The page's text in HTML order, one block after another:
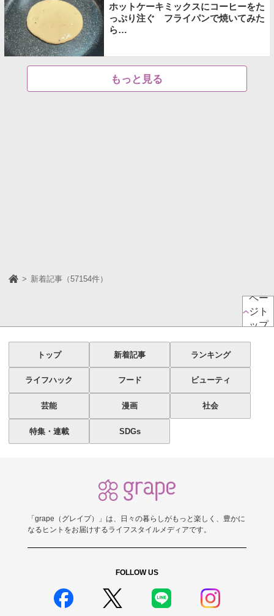
ホットケーキミックスにコーヒーをた
っぷり注ぐ フライパンで焼いてみた
ら…
もっと見る
新着記事（57154件）
ペー
ジト
ップ
トップ 新着記事 ランキング
ライフハック フード ビューティ
芸能 漫画 社会
特集・連載 SDGs
「grape（グレイプ）」は、日々の暮らしがもっと楽しく、豊かに
なるヒントをお届けするライフスタイルメディアです。
FOLLOW US